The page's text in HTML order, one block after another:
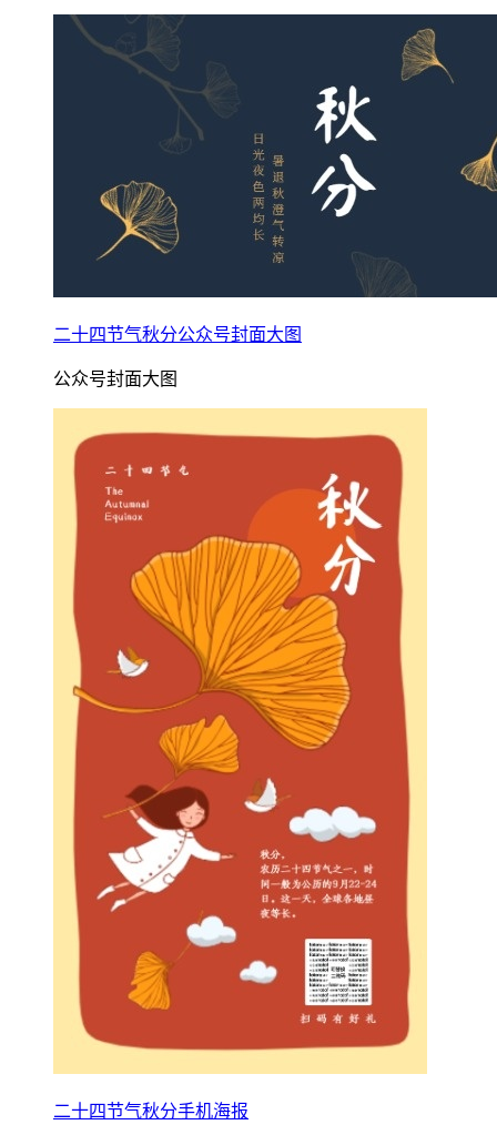
二十四节气秋分公众号封面大图
公众号封面大图
二十四节气秋分手机海报